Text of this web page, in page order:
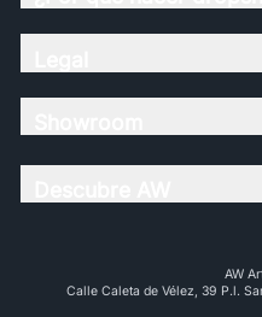
AW
Calle Caleta de Vélez, 39 P.l.